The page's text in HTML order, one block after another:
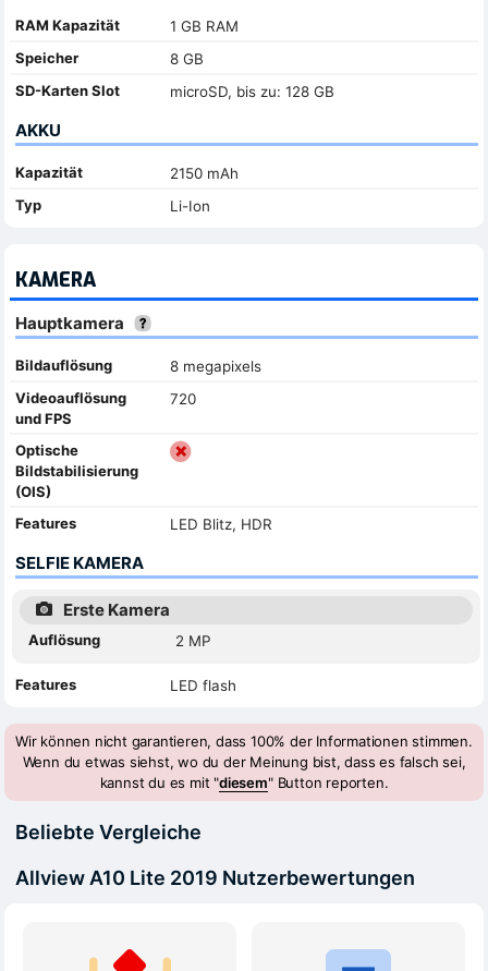
RAM Kapazität
1 GB RAM
Speicher
8 GB
SD-Karten Slot
microSD, bis zu: 128 GB
AKKU
Kapazität
2150 mAh
Typ
Li-Ion
KAMERA
Hauptkamera
Bildauflösung
8 megapixels
Videoauflösung
und FPS
720
Optische
Bildstabilisierung
(OIS)
Features
LED Blitz, HDR
SELFIE KAMERA
Erste Kamera
Auflösung 2 MP
Features LED flash
Wir können nicht garantieren, dass 100% der Informationen stimmen.
Wenn du etwas siehst, wo du der Meinung bist, dass es falsch sei,
kannst du es mit "diesem" Button reporten.
Beliebte Vergleiche
Allview A10 Lite 2019 Nutzerbewertungen